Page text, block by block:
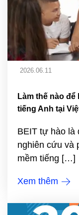
2026.06.11
Làm thế nào
tiếng Anh tại
BEIT tự hào là
nghiên cứu và
mềm tiếng […]
Xem thêm